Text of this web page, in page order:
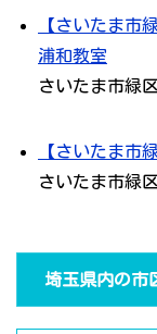
【さいたま
浦和教室
さいたま市緑
【さいたま市
さいたま市緑
埼玉県内の市